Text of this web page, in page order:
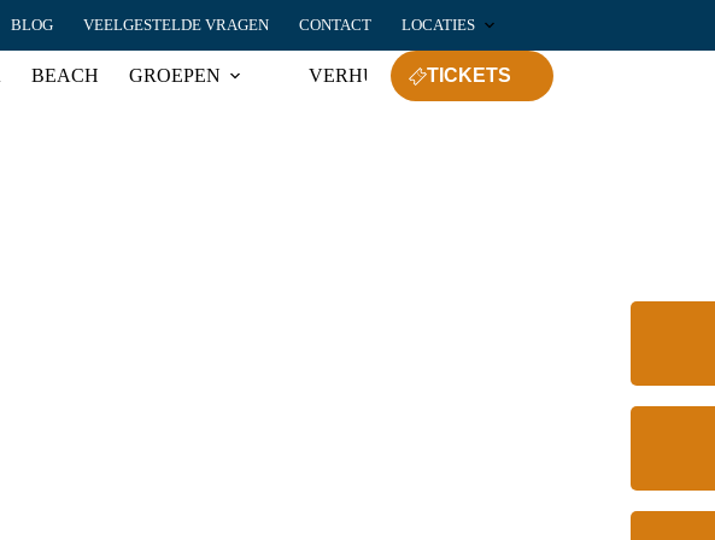
BLOG VEELGESTELDE VRAGEN CONTACT LOCATIES
BEACH GROEPEN VERHUUR TICKETS